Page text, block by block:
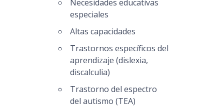
Necesidades educativas
especiales
Altas capacidades
Trastornos específicos del
aprendizaje (dislexia,
discalculia)
Trastorno del espectro
del autismo (TEA)